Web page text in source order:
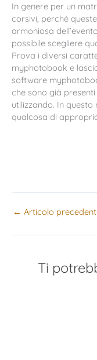
In genere per un
corsivi, perché
armoniosa
possibile scegliere
Prova i diversi
myphotobook e
software
che sono già
utilizzando. In
qualcosa di
← Articolo
Ti